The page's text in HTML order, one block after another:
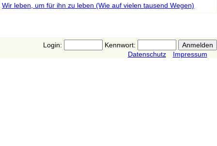
Wir leben, um für ihn zu leben (Wie auf vielen tausend Wegen)
Login:
Kennwort:
Datenschutz
Impressum